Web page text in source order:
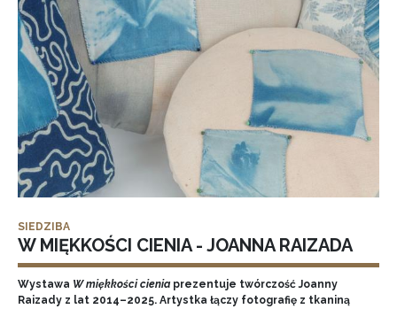
SIEDZIBA
W MIĘKKOŚCI CIENIA - JOANNA RAIZADA
Wystawa W miękkości cieniaprezentuje twórczość Joanny
Raizady z lat 2014–2025. Artystka łączy fotografię z tkaniną